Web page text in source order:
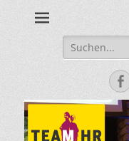
Suche
nach: